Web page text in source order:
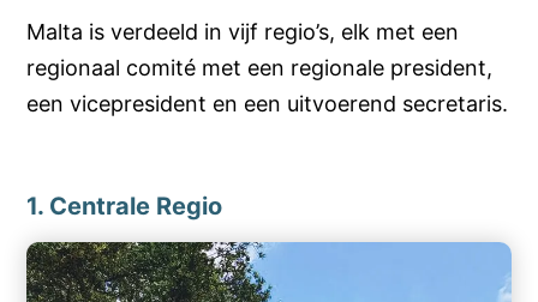
Malta is verdeeld in vijf regio’s, elk met een
regionaal comité met een regionale president,
een vicepresident en een uitvoerend secretaris.
1. Centrale Regio